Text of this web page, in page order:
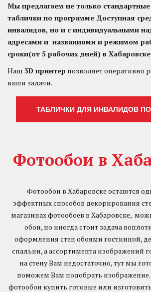
Мы предлагаем не только
таблички по программе Доступная
инвалидов, но и с индивидуальными
адресами и названиями и режимом
сроки(от 5 рабочих дней) в
Наш 3D принтер позволяет оперативно
ваши задачи.
ТАБЛИЧКИ ДЛЯ ИНВАЛИДОВ
Фотообои в
Фотообои в Хабаровске остаются
эффектных способов декорирования
магазинах фотообоев в Хабаровске,
обои, но иногда стоит задача
оформления стен обоями гостинной,
спальни, а ассортимента изображений
на стену Вам недостаточно, тут мы
поможем Вам подобрать
фотообои купить готовые или